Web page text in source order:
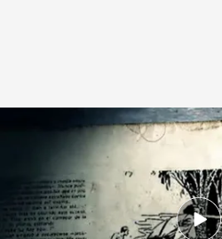
04 JUN 2012 - 02:35h.
Compartir